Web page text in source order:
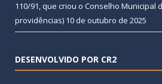
110/91, que criou o Conselho Municipal
providências) 10 de outubro de 2025
DESENVOLVIDO POR CR2